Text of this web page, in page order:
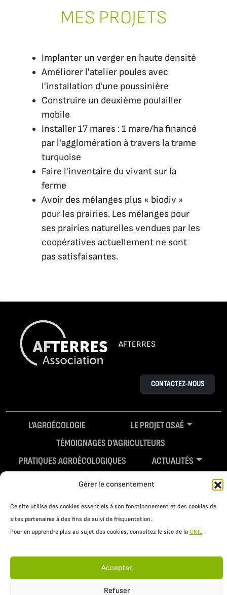
Gérer le consentement
Ce site utilise des cookies essentiels à son fonctionnement et des cookies de
sites partenaires à des fins de suivi de fréquentation.
Pour en apprendre plus au sujet des cookies, consultez le site de la CNIL.
Accepter
Refuser
MES PROJETS
Implanter un verger en haute densité
Améliorer l'atelier poules avec
l'installation d'une poussinière
Construire un deuxième poulailler
mobile
Installer 17 mares : 1 mare/ha financé
par l'agglomération à travers la trame
turquoise
Faire l'inventaire du vivant sur la
ferme
Avoir des mélanges plus « biodiv »
pour les prairies. Les mélanges pour
ses prairies naturelles vendues par les
coopératives actuellement ne sont
pas satisfaisantes.
AFTERRES
CONTACTEZ-NOUS
L’AGROÉCOLOGIE
LE PROJET OSAÉ
TÉMOIGNAGES D’AGRICULTEURS
PRATIQUES AGROÉCOLOGIQUES
ACTUALITÉS
RESSOURCES
Politique de confidentialité